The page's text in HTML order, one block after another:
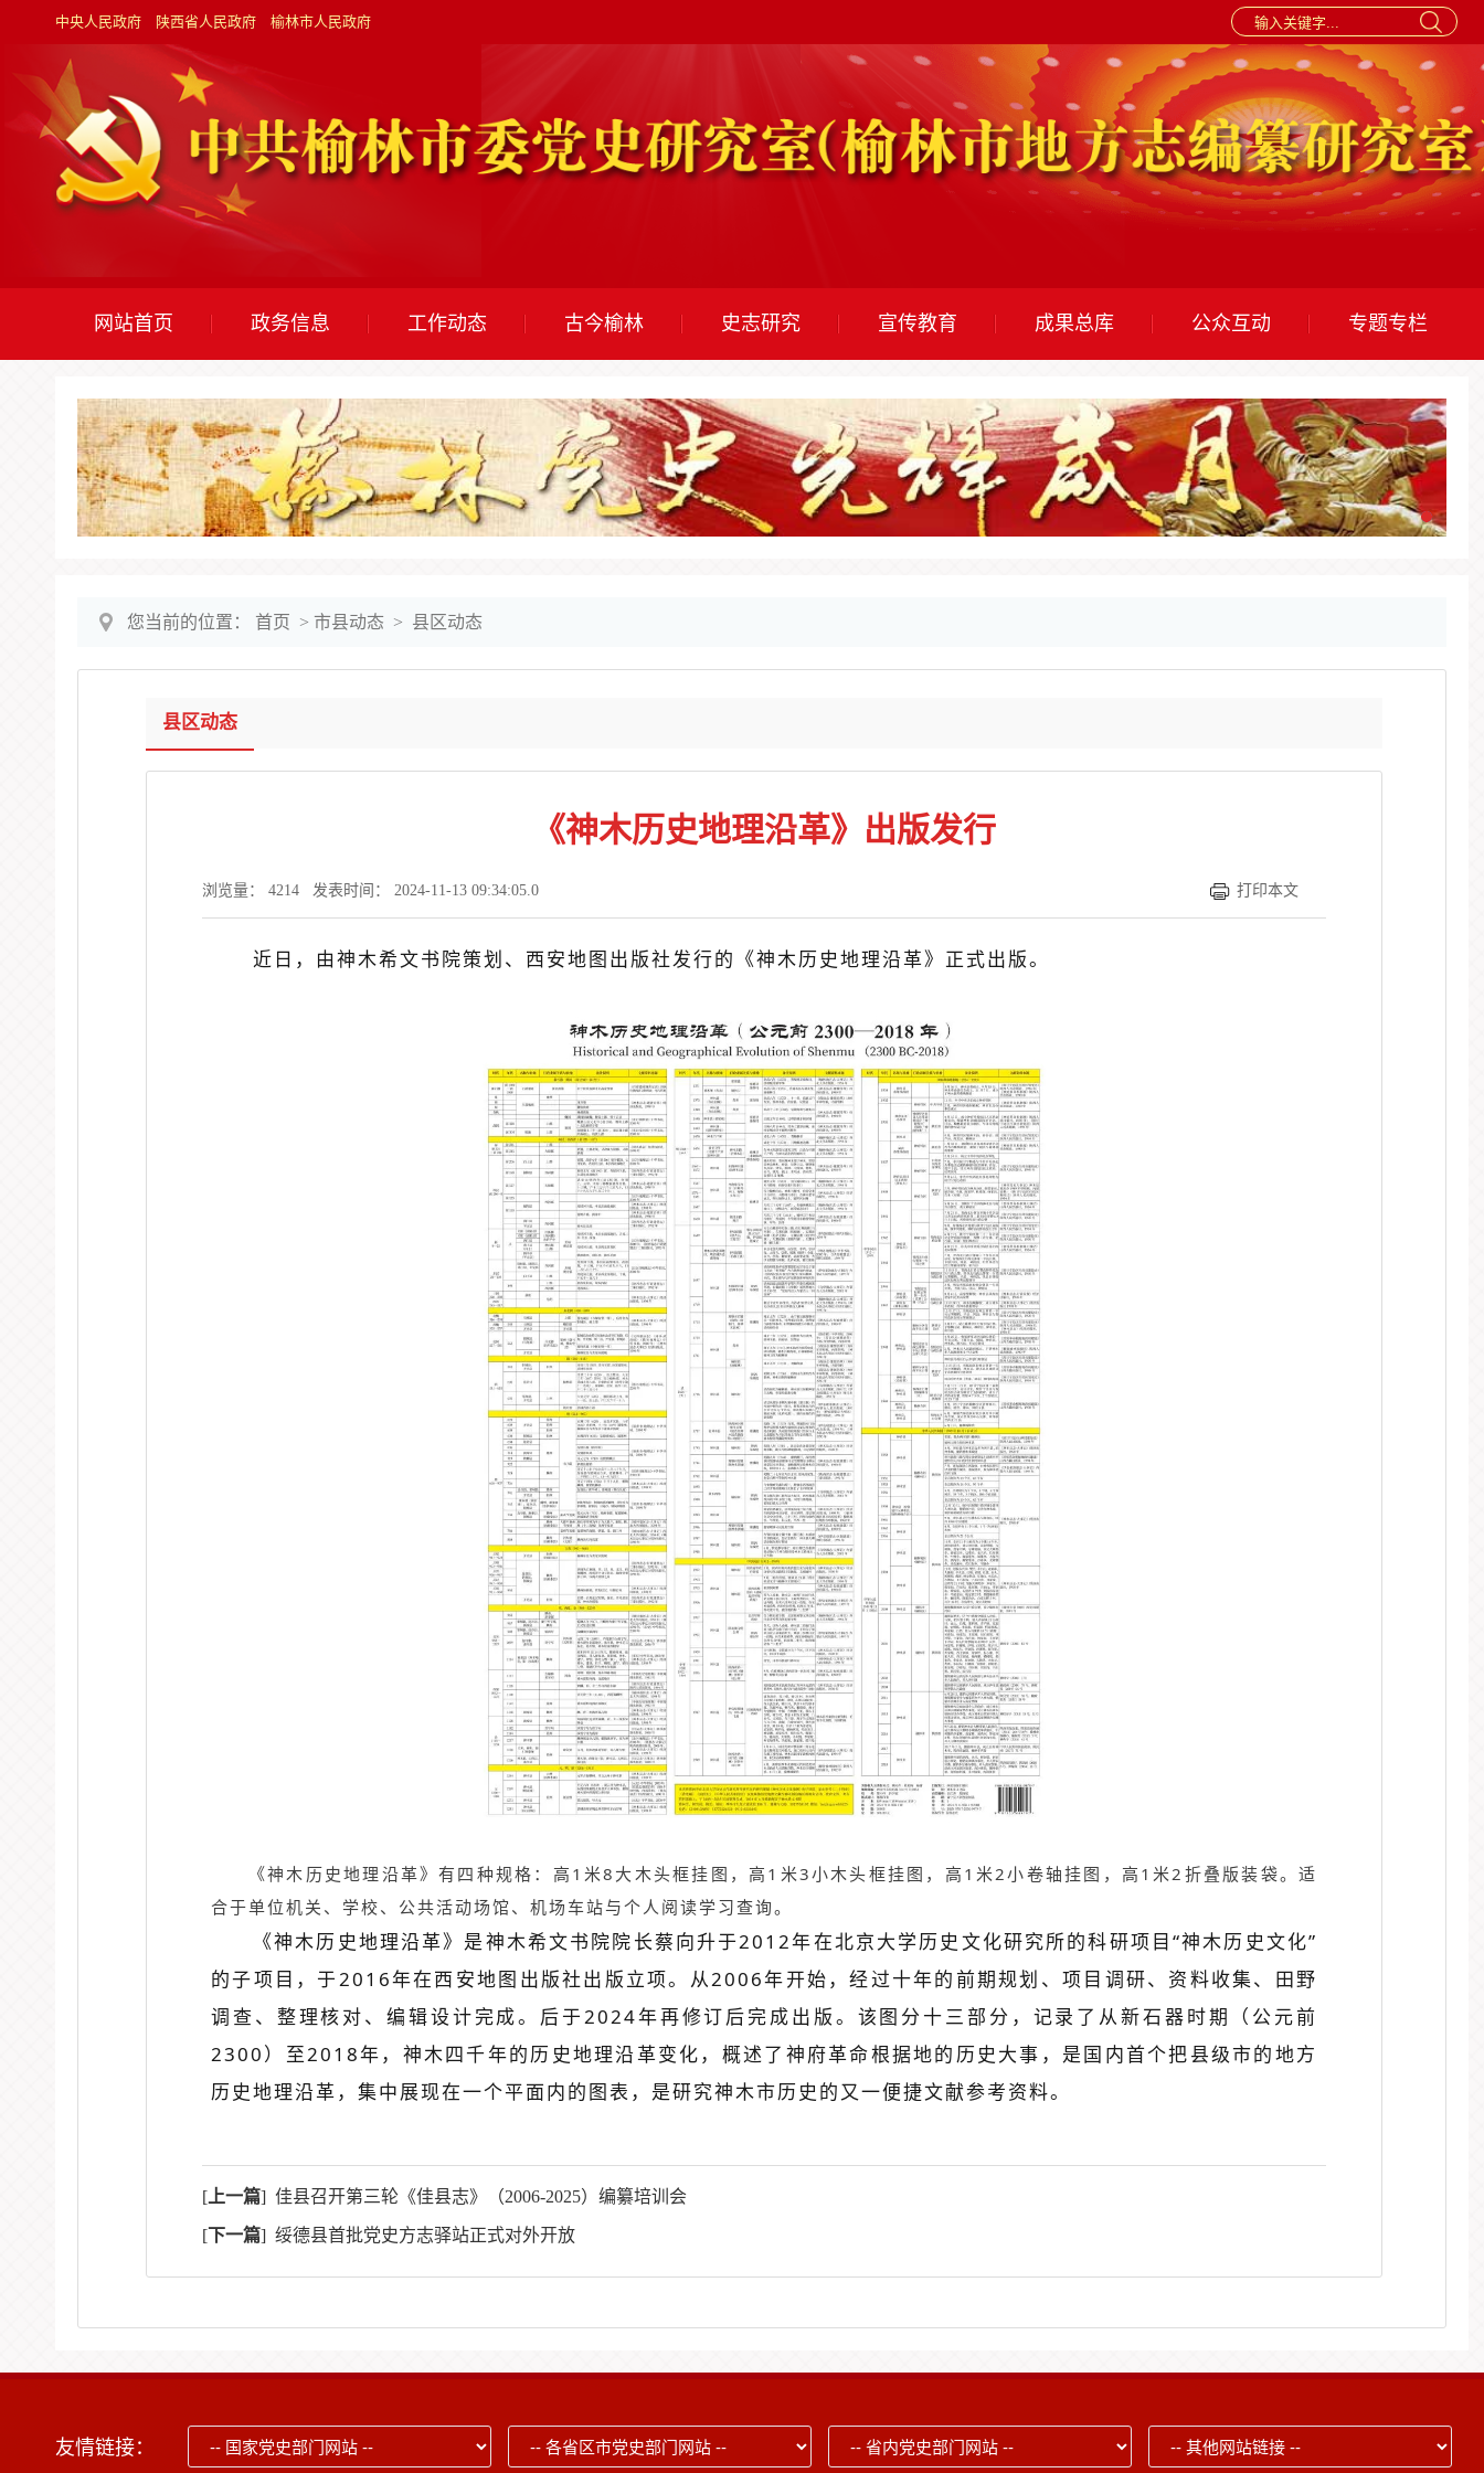
中央人民政府 陕西省人民政府 榆林市人民政府
网站首页 政务信息 工作动态 古今榆林 史志研究 宣传教育 成果总库 公众互动 专题专栏
您当前的位置： 首页 > 市县动态 > 县区动态
县区动态
《神木历史地理沿革》出版发行
浏览量： 4214 发表时间： 2024-11-13 09:34:05.0 打印本文
近日，由神木希文书院策划、西安地图出版社发行的《神木历史地理沿革》正式出版。
《神木历史地理沿革》有四种规格：高1米8大木头框挂图，高1米3小木头框挂图，高1米2小卷轴挂图，高1米2折叠版装袋。适
合于单位机关、学校、公共活动场馆、机场车站与个人阅读学习查询。
《神木历史地理沿革》是神木希文书院院长蔡向升于2012年在北京大学历史文化研究所的科研项目“神木历史文化”
的子项目，于2016年在西安地图出版社出版立项。从2006年开始，经过十年的前期规划、项目调研、资料收集、田野
调查、整理核对、编辑设计完成。后于2024年再修订后完成出版。该图分十三部分，记录了从新石器时期（公元前
2300）至2018年，神木四千年的历史地理沿革变化，概述了神府革命根据地的历史大事，是国内首个把县级市的地方
历史地理沿革，集中展现在一个平面内的图表，是研究神木市历史的又一便捷文献参考资料。
[ 上一篇] 佳县召开第三轮《佳县志》（2006-2025）编纂培训会
[下一篇] 绥德县首批党史方志驿站正式对外开放
友情链接：